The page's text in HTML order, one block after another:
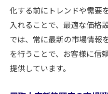
化する前にトレンドや需要
入れることで、最適な価格
では、常に最新の市場情報
を行うことで、お客様に信
提供しています。